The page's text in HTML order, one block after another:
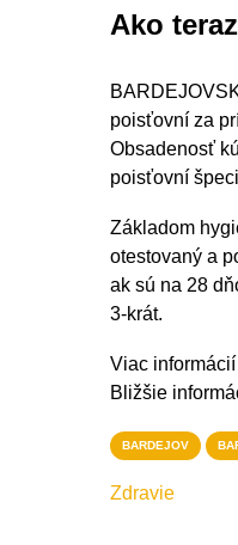
Ako
poisťovní za
Obsadenosť
poisťovní
Základom
otestovaný a
ak sú na 28
3-krát.
Viac informácií
Bližšie
BARDEJOV
Zdravie